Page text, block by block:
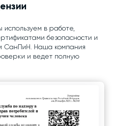
в работе,
безопасности и
СанПиН. Наша компания
и ведет полную